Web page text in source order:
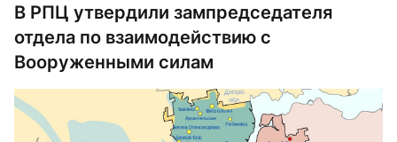
В РПЦ утвердили зампредседателя
отдела по взаимодействию с
Вооруженными силам